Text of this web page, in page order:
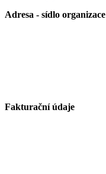
Adresa - sídlo organizace
Fakturační údaje